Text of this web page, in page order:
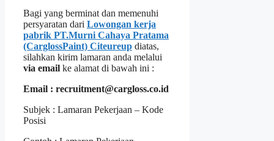
Bagi yang berminat dan memenuhi
persyaratan dari Lowongan kerja
pabrik PT.Murni Cahaya Pratama
(CarglossPaint) Citeureup diatas,
silahkan kirim lamaran anda melalui
via email ke alamat di bawah ini :
Email : recruitment@cargloss.co.id
Subjek : Lamaran Pekerjaan – Kode
Posisi